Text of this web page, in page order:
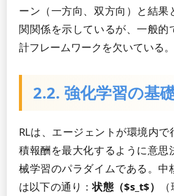
ーン（一方向、双方向）と結果
関関係を示しているが、一般的
計フレームワークを欠いている。
2.2. 強化学習の基
RLは、エージェントが環境内
積報酬を最大化するように意思
械学習のパラダイムである。中
は以下の通り：状態（$s_t$）